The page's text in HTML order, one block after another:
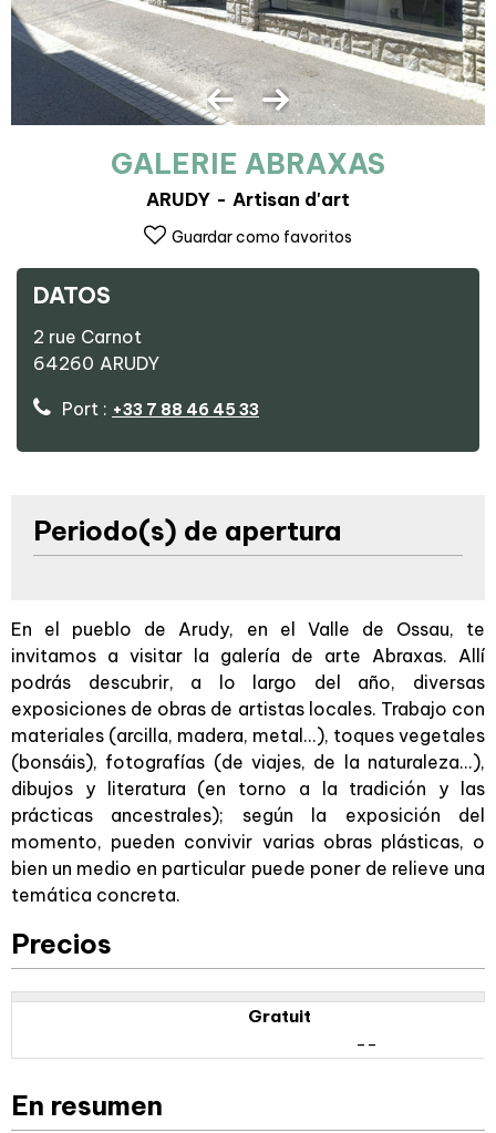
GALERIE ABRAXAS
ARUDY Artisan d'art
Guardar como favoritos
DATOS
2 rue Carnot
64260 ARUDY
Port : +33 7 88 46 45 33
Periodo(s) de apertura
En el pueblo de Arudy, en el Valle de Ossau, te
invitamos a visitar la galería de arte Abraxas. Allí
podrás descubrir, a lo largo del año, diversas
exposiciones de obras de artistas locales. Trabajo con
materiales (arcilla, madera, metal...), toques vegetales
(bonsáis), fotografías (de viajes, de la naturaleza...),
dibujos y literatura (en torno a la tradición y las
prácticas ancestrales); según la exposición del
momento, pueden convivir varias obras plásticas, o
bien un medio en particular puede poner de relieve una
temática concreta.
Precios
Gratuit
--
En resumen